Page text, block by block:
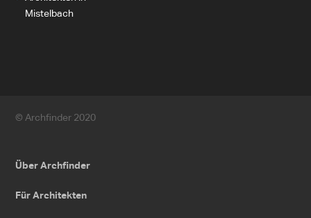
Mistelbach
© Archfinder 2020
Über Archfinder
Für Architekten